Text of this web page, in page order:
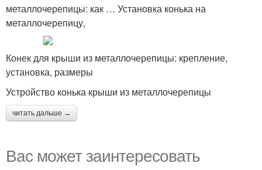
металлочерепицы: как … Установка конька на
металлочерепицу,
Конек для крыши из металлочерепицы: крепление,
установка, размеры
Устройство конька крыши из металлочерепицы
читать дальше →
Вас может заинтересовать